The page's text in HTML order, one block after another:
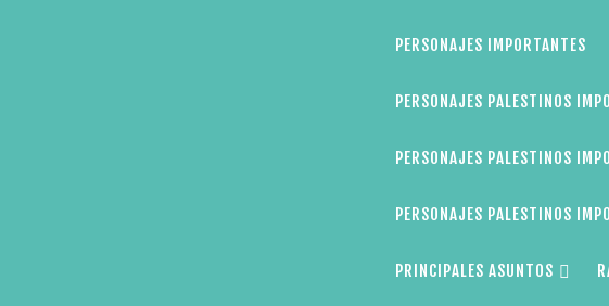
PERSONAJES IMPORTANTES
PERSONAJES PALESTINOS
PERSONAJES PALESTINOS
PERSONAJES PALESTINOS
PRINCIPALES ASUNTOS